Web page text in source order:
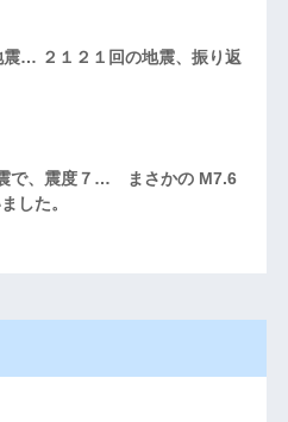
震… ２１２１回の地震、振り返
で、震度７… まさかの M7.6
した。